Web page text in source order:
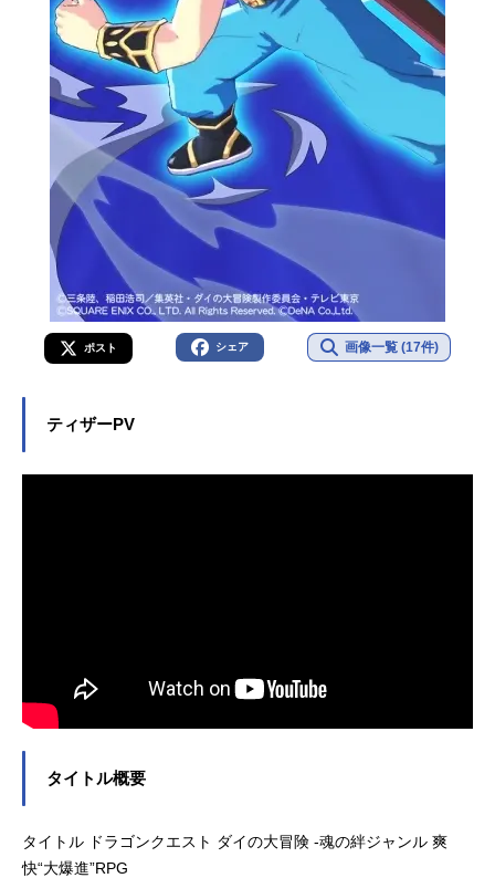
ポスト シェア 画像一覧 (17件)
ティザーPV
タイトル概要
タイトル ドラゴンクエスト ダイの大冒険 -魂の絆ジャンル 爽
快“大爆進”RPG